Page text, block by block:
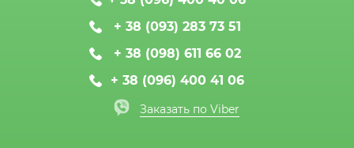
+ 38 (093) 283 73 51
+ 38 (098) 611 66 02
+ 38 (096) 400 41 06
Заказать по Viber